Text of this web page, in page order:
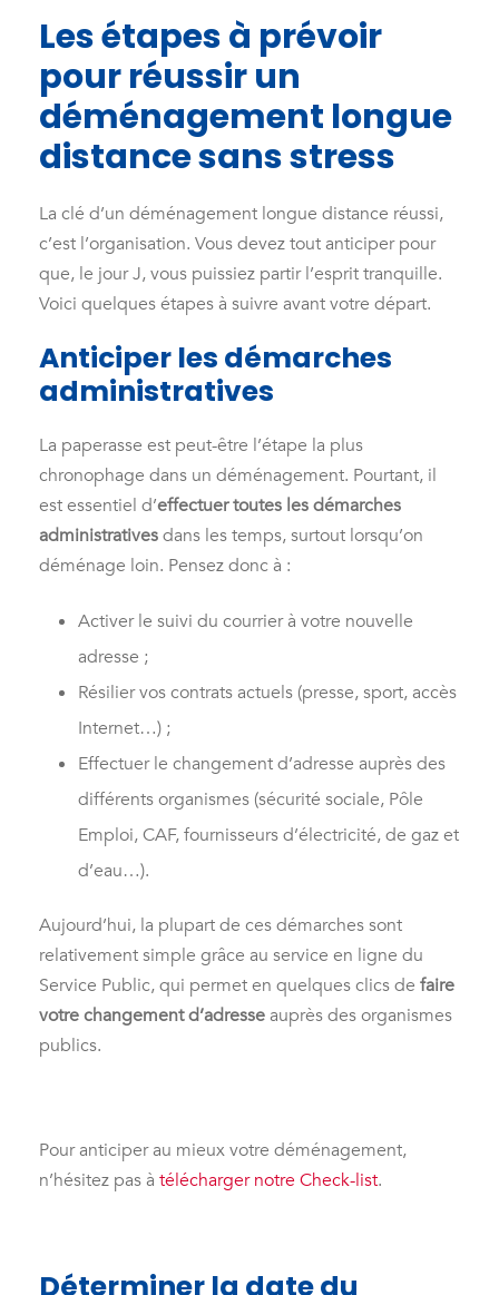
Les étapes à prévoir
pour réussir un
déménagement longue
distance sans stress
La clé d’un déménagement longue distance réussi,
c’est l’organisation. Vous devez tout anticiper pour
que, le jour J, vous puissiez partir l’esprit tranquille.
Voici quelques étapes à suivre avant votre départ.
Anticiper les démarches
administratives
La paperasse est peut-être l’étape la plus
chronophage dans un déménagement. Pourtant, il
est essentiel d’effectuer toutes les démarches
administrativesdans les temps, surtout lorsqu’on
déménage loin. Pensez donc à :
Activer le suivi du courrier à votre nouvelle
adresse ;
Résilier vos contrats actuels (presse, sport, accès
Internet…) ;
Effectuer le changement d’adresse auprès des
différents organismes (sécurité sociale, Pôle
Emploi, CAF, fournisseurs d’électricité, de gaz et
d’eau…).
Aujourd’hui, la plupart de ces démarches sont
relativement simple grâce au service en ligne du
Service Public, qui permet en quelques clics de faire
votre changement d’adresseauprès des organismes
publics.
Pour anticiper au mieux votre déménagement,
n’hésitez pas à télécharger notre Check-list.
Déterminer la date du